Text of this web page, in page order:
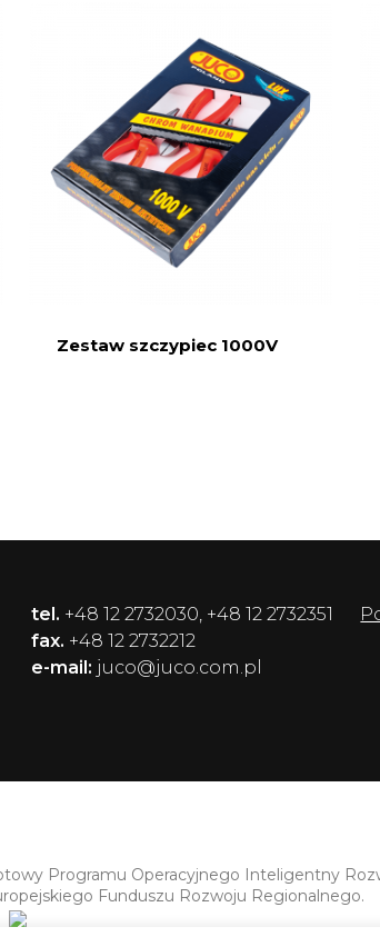
Zestaw szczypiec 1000V
tel. +48 12 2732030, +48 12 2732351
fax. +48 12 2732212
e-mail: juco@juco.com.pl
Programu Operacyjnego Inteligentny
Funduszu Rozwoju Regionalnego.